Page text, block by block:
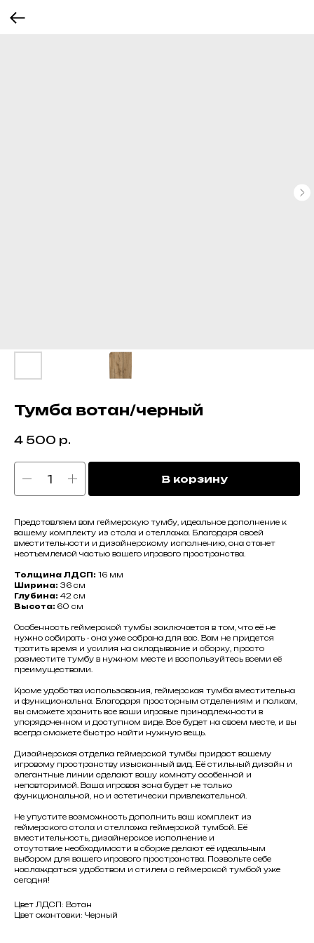
Тумба вотан/черный
4 500 р.
В корзину
Представляем вам геймерскую тумбу, идеальное дополнение к
вашему комплекту из стола и стеллажа. Благодаря своей
вместительности и дизайнерскому исполнению, она станет
неотъемлемой частью вашего игрового пространства.
Толщина ЛДСП: 16 мм
Ширина: 36 см
Глубина: 42 см
Высота: 60 см
Особенность геймерской тумбы заключается в том, что её не
нужно собирать - она уже собрана для вас. Вам не придется
тратить время и усилия на складывание и сборку, просто
разместите тумбу в нужном месте и воспользуйтесь всеми её
преимуществами.
Кроме удобства использования, геймерская тумба вместительна
и функциональна. Благодаря просторным отделениям и полкам,
вы сможете хранить все ваши игровые принадлежности в
упорядоченном и доступном виде. Все будет на своем месте, и вы
всегда сможете быстро найти нужную вещь.
Дизайнерская отделка геймерской тумбы придаст вашему
игровому пространству изысканный вид. Её стильный дизайн и
элегантные линии сделают вашу комнату особенной и
неповторимой. Ваша игровая зона будет не только
функциональной, но и эстетически привлекательной.
Не упустите возможность дополнить ваш комплект из
геймерского стола и стеллажа геймерской тумбой. Её
вместительность, дизайнерское исполнение и
отсутствие необходимости в сборке делают её идеальным
выбором для вашего игрового пространства. Позвольте себе
наслаждаться удобством и стилем с геймерской тумбой уже
сегодня!
Цвет ЛДСП: Вотан
Цвет окантовки: Черный